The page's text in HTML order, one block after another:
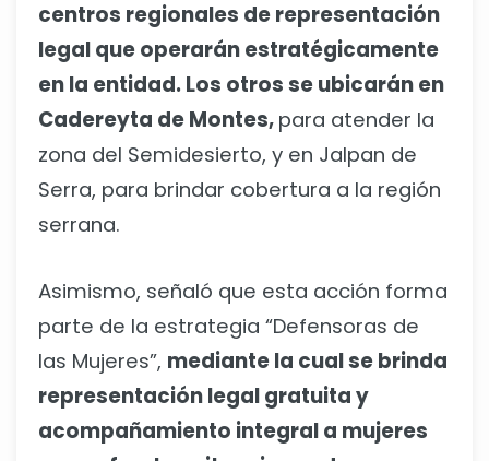
centros regionales de representación
legal que operarán estratégicamente
en la entidad. Los otros se ubicarán en
Cadereyta de Montes, para atender la
zona del Semidesierto, y en Jalpan de
Serra, para brindar cobertura a la región
serrana.
Asimismo, señaló que esta acción forma
parte de la estrategia “Defensoras de
las Mujeres”, mediante la cual se brinda
representación legal gratuita y
acompañamiento integral a mujeres